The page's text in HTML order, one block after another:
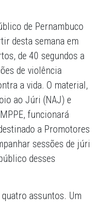
de Pernambuco
desta semana em
de 40 segundos a
de violência
a vida. O material,
ao Júri (NAJ) e
funcionará
a Promotores
sessões de júri
desses
assuntos. Um